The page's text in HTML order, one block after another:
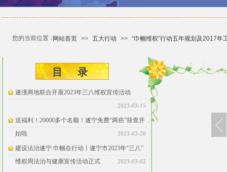
您的当前位置：网站首页 >> 五大行动 >> “巾帼维权”行动五年规划及2017年
目 ​​录
遂潼两地联合开展2023年三八维权宣传活动
2023-03-15
送福利！20000多个名额！遂宁免费“两癌”筛查开
始啦
2023-03-20
建设法治遂宁 巾帼在行动丨遂宁市2023年“三八”
维权周法治与健康宣传活动正式
2023-03-02